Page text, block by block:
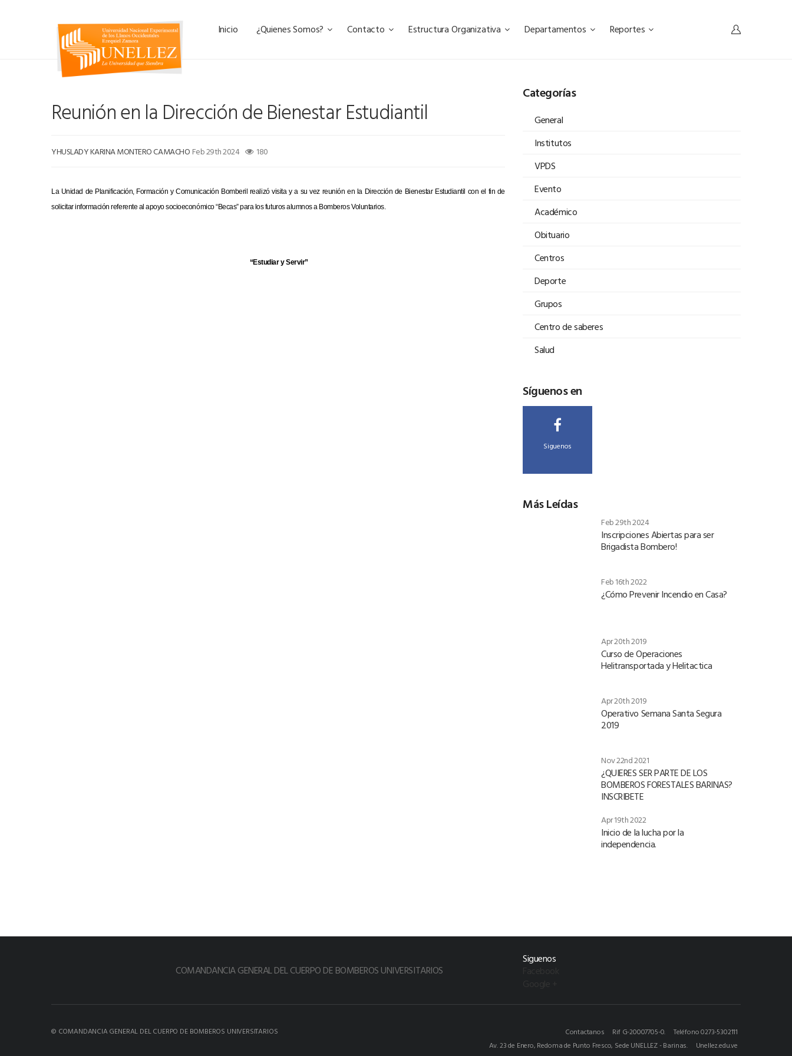
Inicio ¿Quienes Somos? Contacto Estructura Organizativa Departamentos Reportes
Reunión en la Dirección de Bienestar Estudiantil
YHUSLADY KARINA MONTERO CAMACHO Feb 29th 2024 180
La Unidad de Planificación, Formación y Comunicación Bomberil realizó visita y a su vez reunión en la Dirección de Bienestar Estudiantil con el fin de
solicitar información referente al apoyo socioeconómico “Becas” para los futuros alumnos a Bomberos Voluntarios.
“Estudiar y Servir”
Categorías
General
Institutos
VPDS
Evento
Académico
Obituario
Centros
Deporte
Grupos
Centro de saberes
Salud
Síguenos en
Siguenos
Más Leídas
Feb 29th 2024
Inscripciones Abiertas para ser
Brigadista Bombero!
Feb 16th 2022
¿Cómo Prevenir Incendio en Casa?
Apr 20th 2019
Curso de Operaciones
Helitransportada y Helitactica
Apr 20th 2019
Operativo Semana Santa Segura
2019
Nov 22nd 2021
¿QUIERES SER PARTE DE LOS
BOMBEROS FORESTALES BARINAS?
INSCRIBETE
Apr 19th 2022
Inicio de la lucha por la
independencia.
COMANDANCIA GENERAL DEL CUERPO DE BOMBEROS UNIVERSITARIOS
Siguenos
© COMANDANCIA GENERAL DEL CUERPO DE BOMBEROS UNIVERSITARIOS Contactanos Rif G-20007705-0.
Teléfono 0273-5302111
Av. 23 de Enero, Redoma de Punto Fresco, Sede UNELLEZ - Barinas.
Unellez.edu.ve